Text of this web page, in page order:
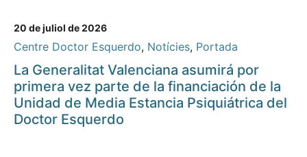
20 de juliol de 2026
Centre Doctor Esquerdo, Notícies, Portada
La Generalitat Valenciana asumirá por
primera vez parte de la financiación de la
Unidad de Media Estancia Psiquiátrica del
Doctor Esquerdo